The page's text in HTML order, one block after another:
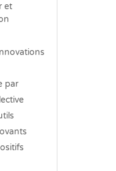
et
par